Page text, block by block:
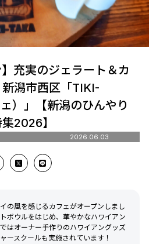
】充実のジェラート＆カ
潟市西区「TIKI-
）」【新潟のひんやり
2026】
2026.06.03
の風を感じるカフェがオープンしまし
ボウルをはじめ、華やかなハワイアン
はオーナー手作りのハワイアングッズ
ースクールも実施されています！